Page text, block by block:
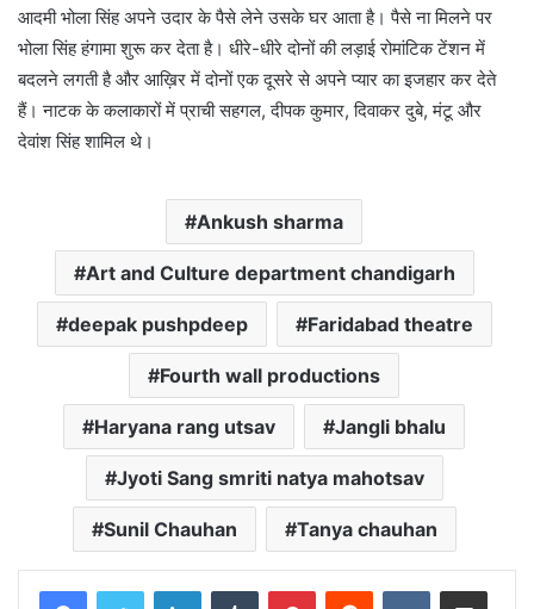
आदमी भोला सिंह अपने उदार के पैसे लेने उसके घर आता है। पैसे ना मिलने पर
भोला सिंह हंगामा शुरू कर देता है। धीरे-धीरे दोनों की लड़ाई रोमांटिक टेंशन में
बदलने लगती है और आख़िर में दोनों एक दूसरे से अपने प्यार का इजहार कर देते
हैं। नाटक के कलाकारों में प्राची सहगल, दीपक कुमार, दिवाकर दुबे, मंटू और
देवांश सिंह शामिल थे।
Ankush sharma
Art and Culture department chandigarh
deepak pushpdeep Faridabad theatre
Fourth wall productions
Haryana rang utsav Jangli bhalu
Jyoti Sang smriti natya mahotsav
Sunil Chauhan Tanya chauhan
LinkedInTumblr PinterestReddit VKontakteShare via Email